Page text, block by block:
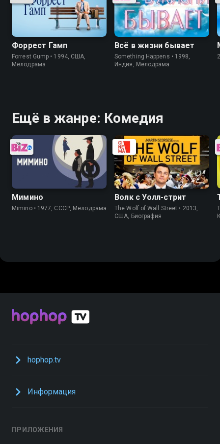
Форрест Гамп
Forrest Gump • 1994, США,
Мелодрама
Всё в жизни бывает
Something Happens • 1998,
Индия, Мелодрама
Ещё в жанре: Комедия
Мимино
Mimino • 1977, СССР, Мелодрама
Волк с Уолл-стрит
The Wolf of Wall Street • 2013,
США, Биография
hophop.tv
Информация
ПРИЛОЖЕНИЯ